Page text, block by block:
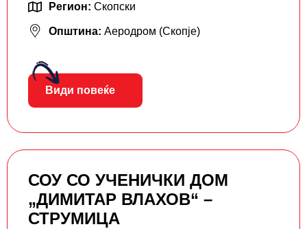
Регион: Скопски
Општина: Аеродром (Скопје)
Види повеќе
СОУ СО УЧЕНИЧКИ ДОМ
„ДИМИТАР ВЛАХОВ“ –
СТРУМИЦА